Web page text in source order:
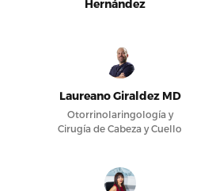
Hernández
Laureano Giraldez MD
Otorrinolaringología y
Cirugía de Cabeza y Cuello